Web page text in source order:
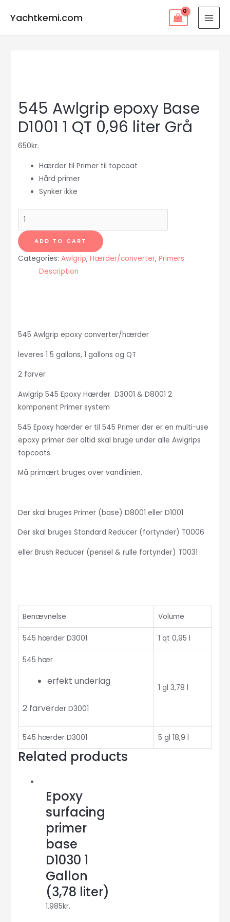
Yachtkemi.com
545 Awlgrip epoxy Base
D1001 1 QT 0,96 liter Grå
650kr.
Hærder til Primer til topcoat
Hård primer
Synker ikke
545
epoxy
Base
Grå
ADD TO CART
Categories: Awlgrip, Hærder/converter, Primers
Description
545 Awlgrip epoxy converter/hærder
leveres 1 5 gallons, 1 gallons og QT
2 farver
Awlgrip 545 Epoxy Hærder D3001 & D8001 2
komponent Primer system
545 Epoxy hærder er til 545 Primer der er en multi-use
epoxy primer der altid skal bruge under alle Awlgrips
topcoats.
Må primært bruges over vandlinien.
Der skal bruges Primer (base) D8001 eller D1001
Der skal bruges Standard Reducer (fortynder) T0006
eller Brush Reducer (pensel & rulle fortynder) T0031
Benævnelse Volume
545 hærder D3001 1 qt 0,95 l
545 hær
erfekt underlag
2 farverder D3001
1 gl 3,78 l
545 hærder D3001 5 gl 18,9 l
Related products
Epoxy
surfacing
primer
base
D1030 1
Gallon
(3,78 liter)
1.985kr.